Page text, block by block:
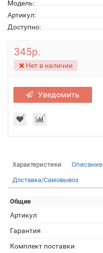
Модель:
Артикул:
Доступно:
345р.
Нет в наличии
Уведомить
Характеристики Описание
Доставка/Самовывоз
Общие
Артикул
Гарантия
Комплект поставки